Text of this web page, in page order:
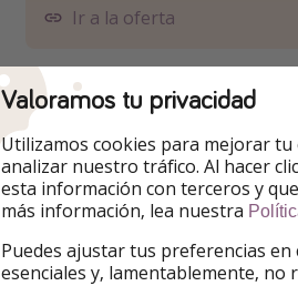
Ir a la oferta
Pasos para realizar una
Si quieres cambiar la
el calendario con todas las
Selecciona la que te
Valoramos tu privacidad
Utilizamos cookies para mejorar
analizar nuestro tráfico. Al hacer
esta información con terceros y
más información, lea nuestra
Puedes ajustar tus preferencias
esenciales y, lamentablemente,